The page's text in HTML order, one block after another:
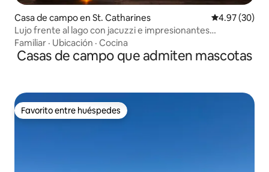
Casa de campo en St. Catharines Calificación
4.97 (30)
Lujo frente al lago con jacuzzi e impresionantes
atardeceres
Familiar · Ubicación · Cocina
Casas de campo que admiten mascotas
Favorito entre huéspedes
Favorito entre huéspedes